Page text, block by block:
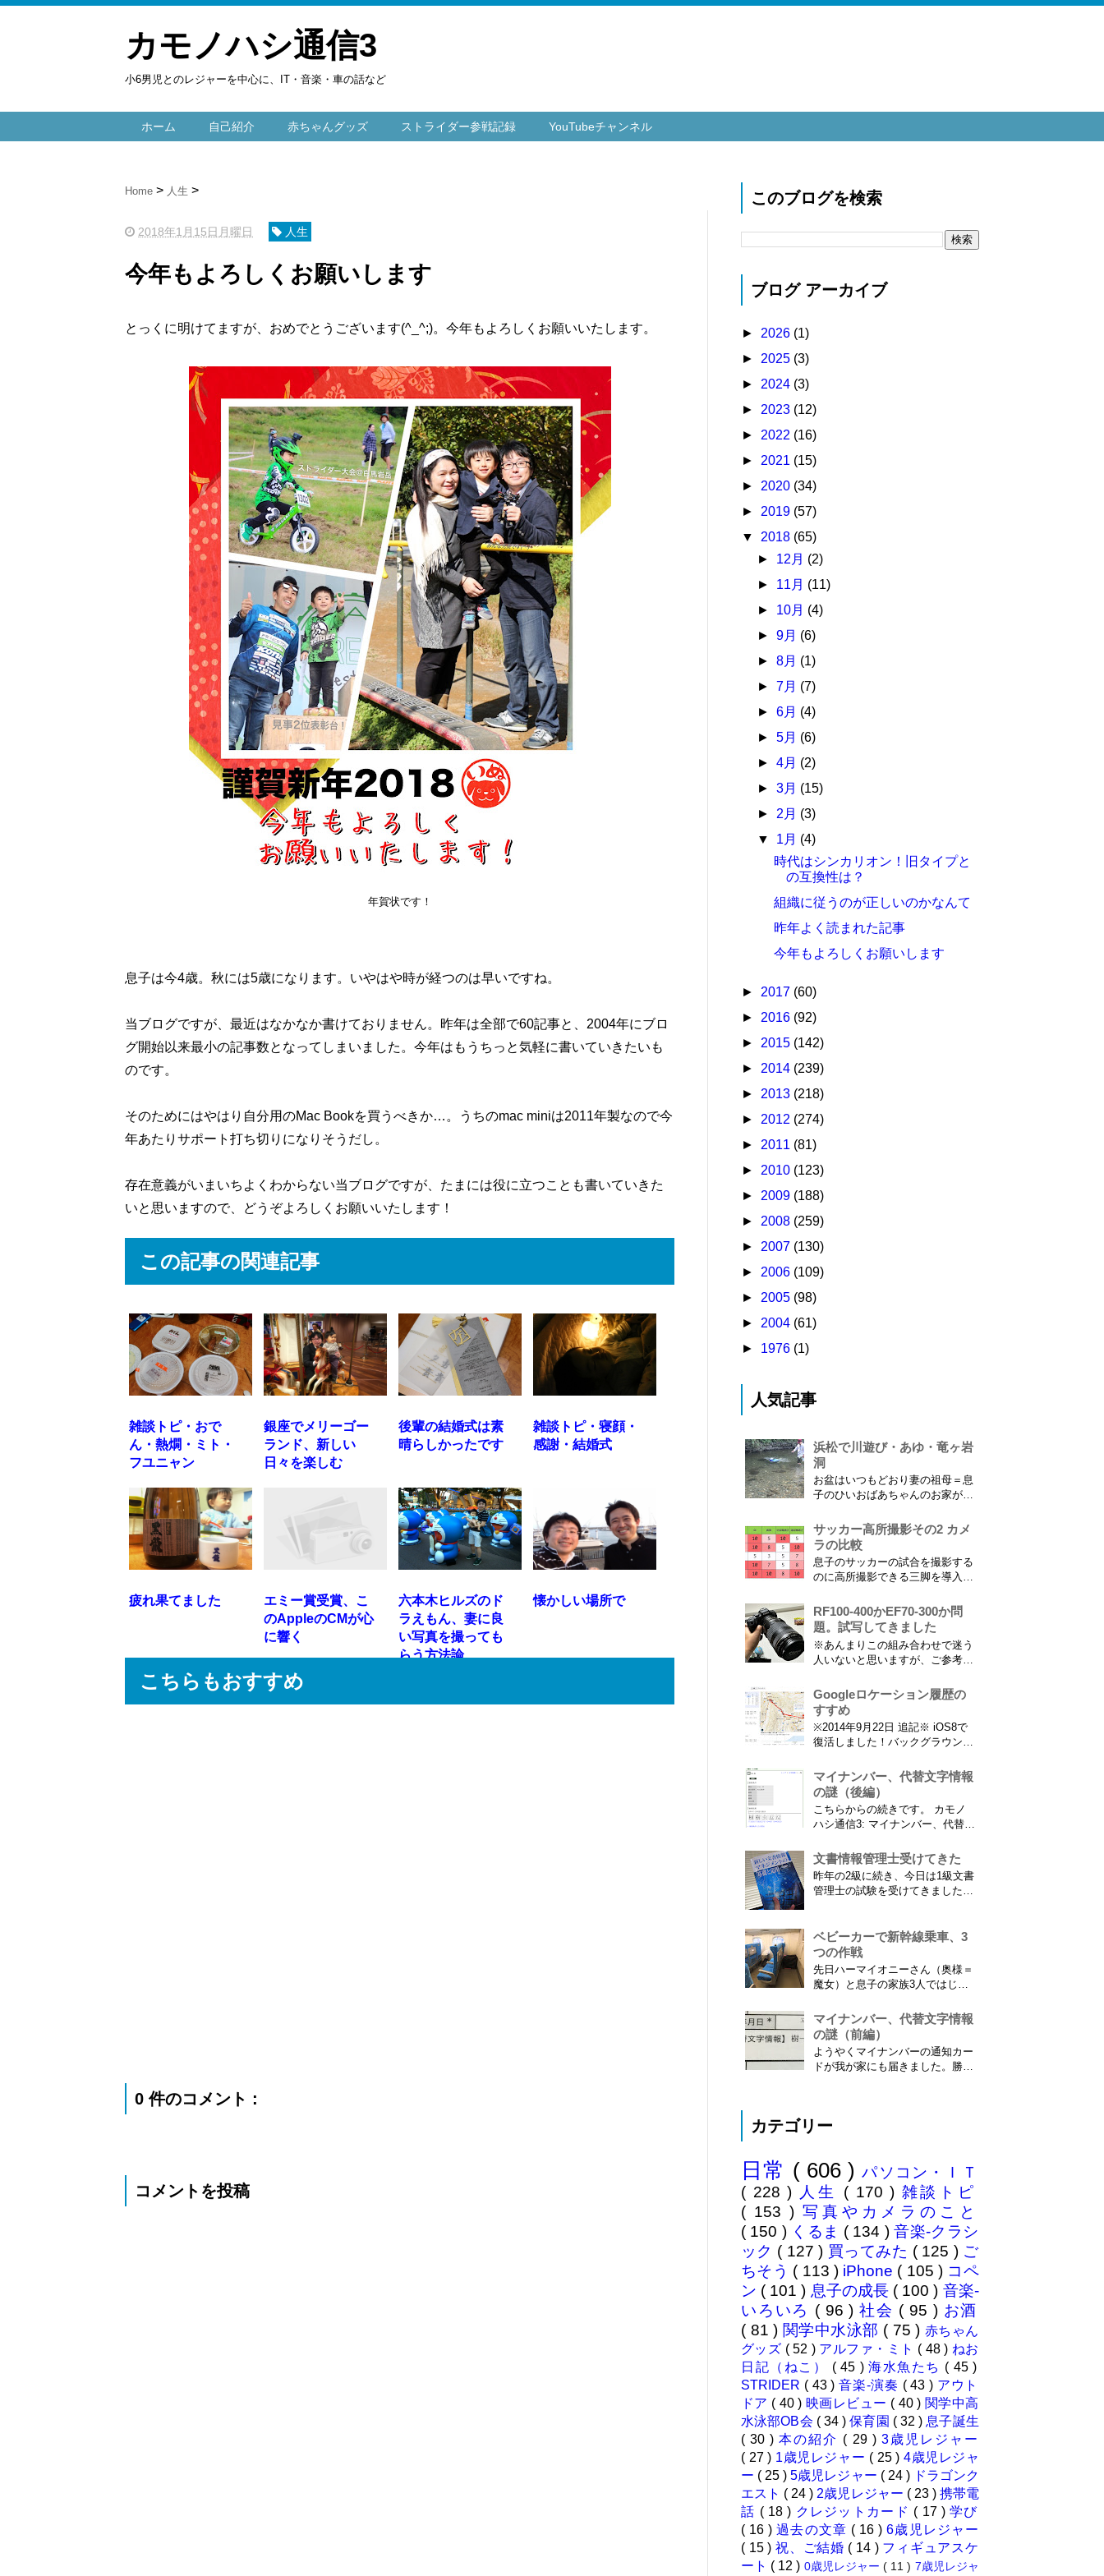
カモノハシ通信3
小6男児とのレジャーを中心に、IT・音楽・車の話など
ホーム 自己紹介 赤ちゃんグッズ ストライダー参戦記録 YouTubeチャンネル
Home 人生
2018年1月15日月曜日 人生
今年もよろしくお願いします
とっくに明けてますが、おめでとうございます(^_^;)。今年もよろしくお願いいたします。
年賀状です！
息子は今4歳。秋には5歳になります。いやはや時が経つのは早いですね。
当ブログですが、最近はなかなか書けておりません。昨年は全部で60記事と、2004年にブロ
グ開始以来最小の記事数となってしまいました。今年はもうちっと気軽に書いていきたいも
のです。
そのためにはやはり自分用のMac Bookを買うべきか…。うちのmac miniは2011年製なので今
年あたりサポート打ち切りになりそうだし。
存在意義がいまいちよくわからない当ブログですが、たまには役に立つことも書いていきた
いと思いますので、どうぞよろしくお願いいたします！
この記事の関連記事
雑談トピ・おで
ん・熱燗・ミト・
フユニャン
銀座でメリーゴー
ランド、新しい
日々を楽しむ
後輩の結婚式は素
晴らしかったです
雑談トピ・寝顔・
感謝・結婚式
疲れ果てました
エミー賞受賞、こ
のAppleのCMが心
に響く
六本木ヒルズのド
ラえもん、妻に良
い写真を撮っても
らう方法論
懐かしい場所で
こちらもおすすめ
0 件のコメント :
コメントを投稿
このブログを検索
ブログ アーカイブ
► 2026 (1)
► 2025 (3)
► 2024 (3)
► 2023 (12)
► 2022 (16)
► 2021 (15)
► 2020 (34)
► 2019 (57)
▼ 2018 (65)
► 12月 (2)
► 11月 (11)
► 10月 (4)
►9月 (6)
►8月 (1)
►7月 (7)
►6月 (4)
►5月 (6)
►4月 (2)
►3月 (15)
► 2月 (3)
▼ 1月 (4)
時代はシンカリオン！旧タイプと
の互換性は？
組織に従うのが正しいのかなんて
昨年よく読まれた記事
今年もよろしくお願いします
► 2017 (60)
► 2016 (92)
► 2015 (142)
► 2014 (239)
► 2013 (218)
► 2012 (274)
► 2011 (81)
► 2010 (123)
► 2009 (188)
► 2008 (259)
► 2007 (130)
► 2006 (109)
► 2005 (98)
► 2004 (61)
► 1976 (1)
人気記事
浜松で川遊び・あゆ・竜ヶ岩
洞
お盆はいつもどおり妻の祖母＝息
子のひいおばあちゃんのお家があ
ばあちゃんがご健在なのはとって
もありがたいことです。 5歳vs88
歳 ひいおばあちゃんとの対決！
カモノハシ通信3 神宮寺川で水遊
び、下の方に動画も付けてます
サッカー高所撮影その2 カメ
ラの比較
息子のサッカーの試合を撮影する
のに高所撮影できる三脚を導入し
さからフィールド全体（少年用な
ので大人用の半分の大きさです）
を撮影できればカメラを放置して
の撮影ができますし、選手のポジ
ショニングを俯瞰で見てあとから
問題...
RF100-400かEF70-300か問
題。試写してきました
※あんまりこの組み合わせで迷う
人いないと思いますが、ご参考に
とにご注意ください。 息子がサ
ッカーを始めたことで望遠レンズ
をつけての撮影機会がまた増えて
きました。使っているのは EF70-
300mm F4-5.6 IS USM というレ
Googleロケーション履歴の
すすめ
※2014年9月22日 追記※ iOS8で
復活しました！バックグラウンド
iPhone 6 Plusで確認しました。
カモノハシ通信3: Googleロケー
ション履歴がiOS8で復活！
※2013年11月8日 追記※ 残念な
こ...
マイナンバー、代替文字情報
の謎（後編）
こちらからの続きです。 カモノ
ハシ通信3: マイナンバー、代替文
供の名前に使える漢字には制限が
あります。たまに使える漢字が増
えたり減ったりしてニュースにな
ってますよね。（2015年１月には
てニュースになっていまし...
文書情報管理士受けてきた
昨年の2級に続き、今日は1級文書
管理士の試験を受けてきました。
かしい…。 ※後日追記※ 無事合
格してました。しかも成績が上位
3名以内？とかで表彰してもらい
ました\( ˆoˆ )/ 文書の取り扱いや
電子化、e文書...
ベビーカーで新幹線乗車、3
つの作戦
先日ハーマイオニーさん（奥様＝
魔女）と息子の家族3人ではじめ
た。息子はまだ8ヶ月なので基本
ヒザの上なのですが、問題はベビ
ーカーをどうするか。色々事前に
調べたことと、実際に乗ってわか
ったことをご報告いたします！ ※
マイナンバー、代替文字情報
の謎（前編）
ようやくマイナンバーの通知カー
ドが我が家にも届きました。勝手
んでも簡易書留の配達は限られた
まです。 謎の代替文字情報 個人
番号...
カテゴリー
日常 ( 606 )パソコン・ＩＴ
( 228 ) 人生 ( 170 ) 雑談トピ
( 153 ) 写真やカメラのこと
( 150 ) くるま ( 134 )音楽-クラシ
ック ( 127 ) 買ってみた ( 125 ) ご
ちそう ( 113 ) iPhone ( 105 ) コペ
ン ( 101 ) 息子の成長 ( 100 ) 音楽-
いろいろ ( 96 )社会 ( 95 ) お酒
( 81 ) 関学中水泳部 ( 75 ) 赤ちゃん
グッズ ( 52 ) アルファ・ミト ( 48 ) ねお
日記（ねこ） ( 45 ) 海水魚たち ( 45 )
STRIDER ( 43 )音楽-演奏 ( 43 ) アウト
ドア ( 40 ) 映画レビュー ( 40 ) 関学中高
水泳部OB会 ( 34 )保育園 ( 32 ) 息子誕生
( 30 )本の紹介 ( 29 ) 3歳児レジャー
( 27 ) 1歳児レジャー ( 25 ) 4歳児レジャ
ー ( 25 )5歳児レジャー ( 24 ) ドラゴンク
エスト ( 24 ) 2歳児レジャー ( 23 ) 携帯電
話 ( 18 ) クレジットカード ( 17 )学び
( 16 )過去の文章 ( 16 )6歳児レジャー
( 15 )祝、ご結婚 ( 14 ) フィギュアスケ
ート ( 12 ) 0歳児レジャー( 11 ) 7歳児レジャ